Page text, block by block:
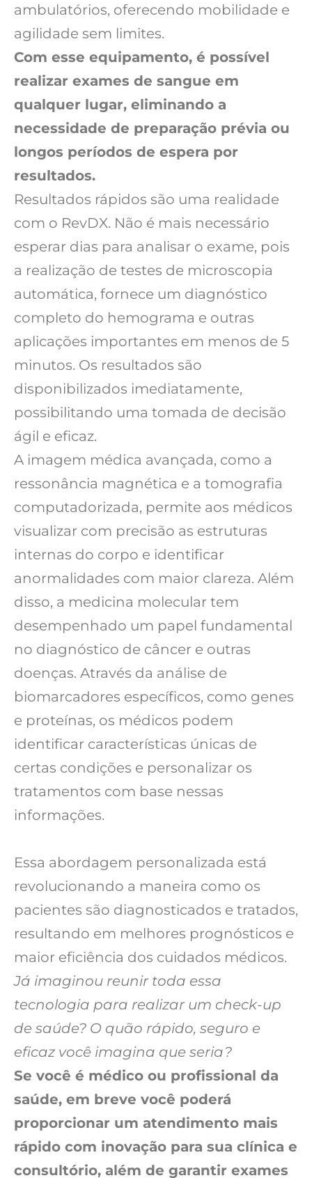
ambulatórios, oferecendo mobilidade e
agilidade sem limites.
Com esse equipamento, é possível
realizar exames de sangue em
qualquer lugar, eliminando a
necessidade de preparação prévia ou
longos períodos de espera por
resultados.
Resultados rápidos são uma realidade
com o RevDX. Não é mais necessário
esperar dias para analisar o exame, pois
a realização de testes de microscopia
automática, fornece um diagnóstico
completo do hemograma e outras
aplicações importantes em menos de 5
minutos. Os resultados são
disponibilizados imediatamente,
possibilitando uma tomada de decisão
ágil e eficaz.
A imagem médica avançada, como a
ressonância magnética e a tomografia
computadorizada, permite aos médicos
visualizar com precisão as estruturas
internas do corpo e identificar
anormalidades com maior clareza. Além
disso, a medicina molecular tem
desempenhado um papel fundamental
no diagnóstico de câncer e outras
doenças. Através da análise de
biomarcadores específicos, como genes
e proteínas, os médicos podem
identificar características únicas de
certas condições e personalizar os
tratamentos com base nessas
informações.
Essa abordagem personalizada está
revolucionando a maneira como os
pacientes são diagnosticados e tratados,
resultando em melhores prognósticos e
maior eficiência dos cuidados médicos.
Já imaginou reunir toda essa
tecnologia para realizar um check-up
de saúde? O quão rápido, seguro e
eficaz você imagina que seria?
Se você é médico ou profissional da
saúde, em breve você poderá
proporcionar um atendimento mais
rápido com inovação para sua clínica e
consultório, além de garantir exames